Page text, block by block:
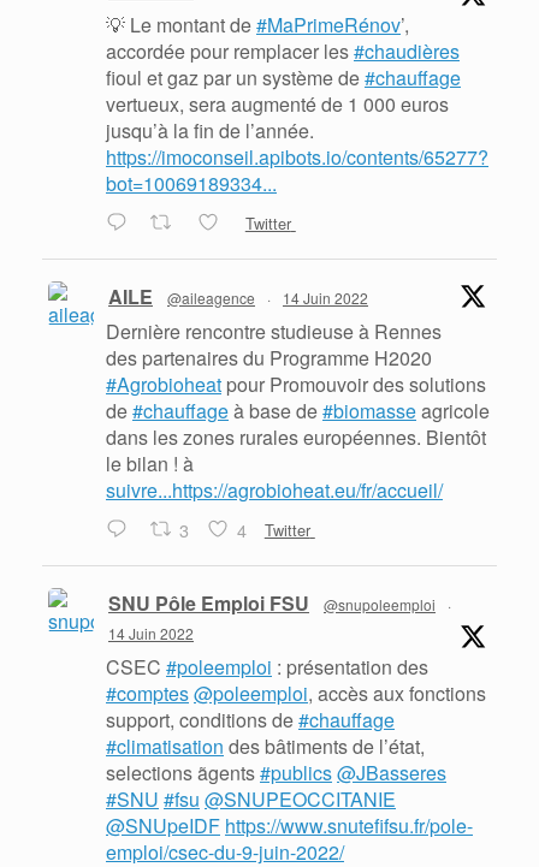
💡 Le montant de#MaPrimeRénov’,
accordée pour remplacer les#chaudières
fioul et gaz par un système de#chauffage
vertueux, sera augmenté de 1 000 euros
jusqu’à la fin de l’année.
https://imoconseil.apibots.io/contents/65277?
bot=10069189334...
Twitter
AILE @aileagence · 14 Juin 2022
Dernière rencontre studieuse à Rennes
des partenaires du Programme H2020
#Agrobioheat pour Promouvoir des solutions
de#chauffageà base de#biomasseagricole
dans les zones rurales européennes. Bientôt
le bilan ! à
suivre...https://agrobioheat.eu/fr/accueil/
3 4 Twitter
SNU Pôle Emploi FSU @snupoleemploi
·
14 Juin 2022
CSEC #poleemploi : présentation des
#comptes@poleemploi, accès aux fonctions
support, conditions de#chauffage
#climatisation des bâtiments de l’état,
selections ãgents#publics@JBasseres
#SNU #fsu @SNUPEOCCITANIE
@SNUpeIDF https://www.snutefifsu.fr/pole-
emploi/csec-du-9-juin-2022/